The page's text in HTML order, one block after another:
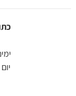
ימים
יום